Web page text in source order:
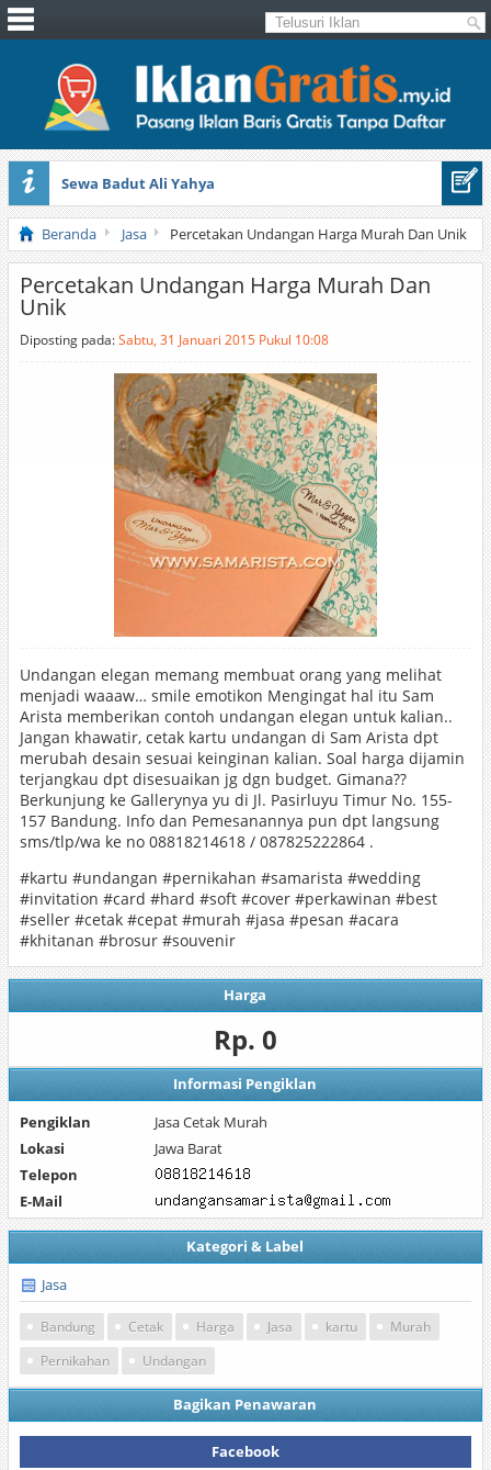
Sewa Badut Ali Yahya
Honda Brio 1.3 E AT CBU 2012 Putih
Beranda Jasa Percetakan Undangan Harga Murah Dan Unik
Percetakan Undangan Harga Murah Dan
Unik
Diposting pada:Sabtu, 31 Januari 2015 Pukul 10:08
Undangan elegan memang membuat orang yang melihat
menjadi waaaw… smile emotikon Mengingat hal itu Sam
Arista memberikan contoh undangan elegan untuk kalian..
Jangan khawatir, cetak kartu undangan di Sam Arista dpt
merubah desain sesuai keinginan kalian. Soal harga dijamin
terjangkau dpt disesuaikan jg dgn budget. Gimana??
Berkunjung ke Gallerynya yu di Jl. Pasirluyu Timur No. 155-
157 Bandung. Info dan Pemesanannya pun dpt langsung
sms/tlp/wa ke no 08818214618 / 087825222864 .
‪#‎kartu‬ ‪#‎undangan‬ ‪#‎pernikahan‬ ‪#‎samarista‬ ‪#‎wedding‬
‪#‎invitation‬ ‪#‎card‬ ‪#‎hard‬ ‪#‎soft‬ ‪#‎cover‬ ‪#‎perkawinan‬ ‪#‎best‬
‪#‎seller‬ ‪#‎cetak‬ ‪#‎cepat‬ ‪#‎murah‬ ‪#‎jasa‬ ‪#‎pesan‬ ‪#‎acara‬
‪#‎khitanan‬ ‪#‎brosur‬ ‪#‎souvenir‬
Harga
Rp. 0
Informasi Pengiklan
Pengiklan
Jasa Cetak Murah
Lokasi
Jawa Barat
Telepon
E-Mail
Kategori & Label
Jasa
Bandung Cetak Harga Jasa kartu
Murah
Pernikahan
Undangan
Bagikan Penawaran
Facebook